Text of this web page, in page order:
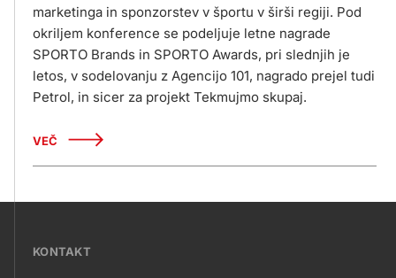
marketinga in sponzorstev v športu v širši regiji. Pod
okriljem konference se podeljuje letne nagrade
SPORTO Brands in SPORTO Awards, pri slednjih je
letos, v sodelovanju z Agencijo 101, nagrado prejel tudi
Petrol, in sicer za projekt Tekmujmo skupaj.
VEČ
???KONTAKT